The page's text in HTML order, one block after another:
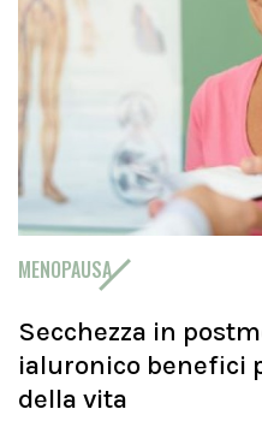
MENOPAUSA
Secchezza in
ialuronico benefici
della vita